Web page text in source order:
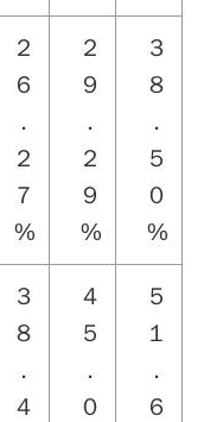
２
６
．
２
７
%
２
９
．
２
９
%
３
８
．
５
０
%
３
８
．
４
４
５
．
０
５
１
．
６